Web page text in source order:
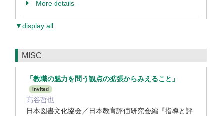
More details
▼display all
MISC
「教職の魅力を問う観点の拡張からみえること」
Invited
髙谷哲也
日本図書文化協会／日本教育評価研究会編『指導と評